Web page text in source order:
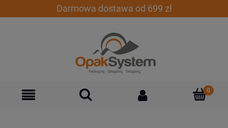
Darmowa dostawa od 699 zł